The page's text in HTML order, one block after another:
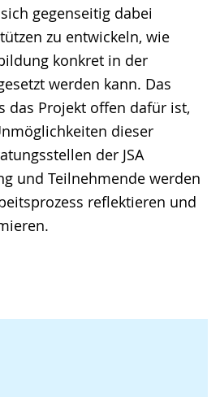
gegenseitig dabei
zu entwickeln, wie
konkret in der
werden kann. Das
das Projekt offen dafür ist,
dieser
der JSA
und Teilnehmende werden
reflektieren und